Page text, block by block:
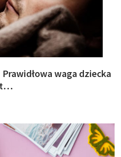
waga dziecka